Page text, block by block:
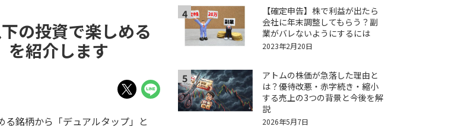
の投資で楽しめる
を紹介します
銘柄から「デュアルタップ」と
4
【確定申告】株で利益が出たら
会社に年末調整してもらう？副
業がバレないようにするには
2023年2月20日
5
アトムの株価が急落した理由と
は？優待改悪・赤字続き・縮小
する売上の3つの背景と今後を解
説
2026年5月7日